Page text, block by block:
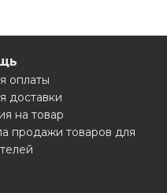
оплаты
доставки
на товар
продажи товаров для